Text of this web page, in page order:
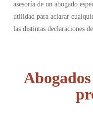
asesoría de un abogado
utilidad para aclarar
las distintas declaraciones